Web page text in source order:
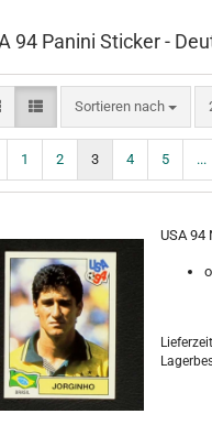
94 Panini Sticker -
Sortieren nach
Sortieren nach
1 2 3 4 5 ...
USA 94